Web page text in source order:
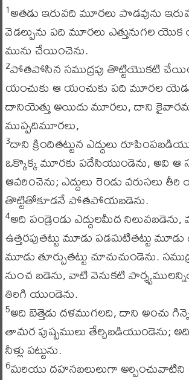
1అతడు ఇరువది మూరలు పొడవును
వెడల్పును పది మూరలు ఎత్తునుగల
మును చేయించెను.
2పోతపోసిన సముద్రపు తొట్టియొకటి
యంచుకు ఆ యంచుకు పది మూరల
దానియెత్తు అయిదు మూరలు, దాని
ముప్పదిమూరలు,
3దాని క్రిందితట్టున ఎద్దులు
ఒక్కొక్క మూరకు పదేసియుండెను, అవి ఆ
ఆవరించెను; ఎద్దులు రెండు వరుసలు
తొట్టితోకూడనే పోతపోయబడెను.
4అది పండ్రెండు ఎద్దులమీద నిలువబడెను,
ఉత్తరపుతట్టు మూడు పడమటితట్టు మూడు
మూడు తూర్పుతట్టు చూచుచుండెను.
నుంచ బడెను, వాటి వెనుకటి
తిరిగి యుండెను.
5అది బెత్తెడు దళముగలది, దాని అంచు
తామర పుష్పములు తేల్చబడియుండెను; అది
నీళ్లు పట్టును.
6మరియు దహనబలులుగా అర్పించువాటిని